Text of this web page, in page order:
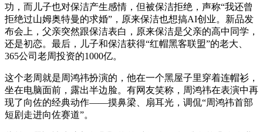
功，而儿子也对保洁产生感情，但被保洁拒绝，声称“我还曾
拒绝过山姆奥特曼的求婚”，原来保洁也想搞AI创业。新品发
布会上，父亲突然跟保洁表白，原来保洁是父亲的高中同学，
还是初恋。最后，儿子和保洁获得“红帽黑客联盟”的老大、
365公司老周投资的1000亿。
这个老周就是周鸿祎扮演的，他在一个黑屋子里穿着连帽衫，
坐在电脑面前，露出半边脸。有网友笑称，周鸿祎在表演中再
现了向佐的经典动作——摸鼻梁、扇耳光，调侃“周鸿祎首部
短剧走进向佐赛道”。